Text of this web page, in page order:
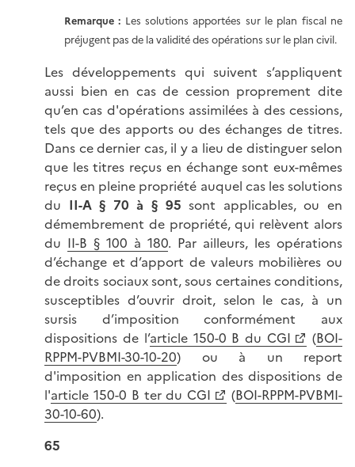
Remarque : Les solutions apportées sur le plan fiscal ne
préjugent pas de la validité des opérations sur le plan civil.
Les développements qui suivent s’appliquent
aussi bien en cas de cession proprement dite
qu’en cas d'opérations assimilées à des cessions,
tels que des apports ou des échanges de titres.
Dans ce dernier cas, il y a lieu de distinguer selon
que les titres reçus en échange sont eux-mêmes
reçus en pleine propriété auquel cas les solutions
du II-A § 70 à § 95 sont applicables, ou en
démembrement de propriété, qui relèvent alors
du II-B § 100 à 180. Par ailleurs, les opérations
d’échange et d’apport de valeurs mobilières ou
de droits sociaux sont, sous certaines conditions,
susceptibles d’ouvrir droit, selon le cas, à un
sursis d’imposition conformément aux
dispositions de l’article 150-0 B du CGI (BOI-
RPPM-PVBMI-30-10-20) ou à un report
d'imposition en application des dispositions de
l'article 150-0 B ter du CGI (BOI-RPPM-PVBMI-
30-10-60).
65